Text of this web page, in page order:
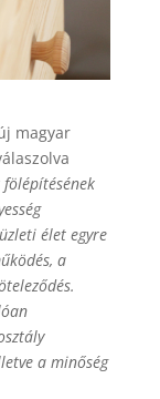
magyar
élet egyre
a
a minőség